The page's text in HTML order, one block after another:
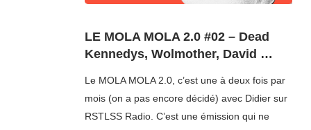
LE MOLA MOLA 2.0 #02 – Dead
Kennedys, Wolmother, David …
Le MOLA MOLA 2.0, c’est une à deux fois par
mois (on a pas encore décidé) avec Didier sur
RSTLSS Radio. C’est une émission qui ne